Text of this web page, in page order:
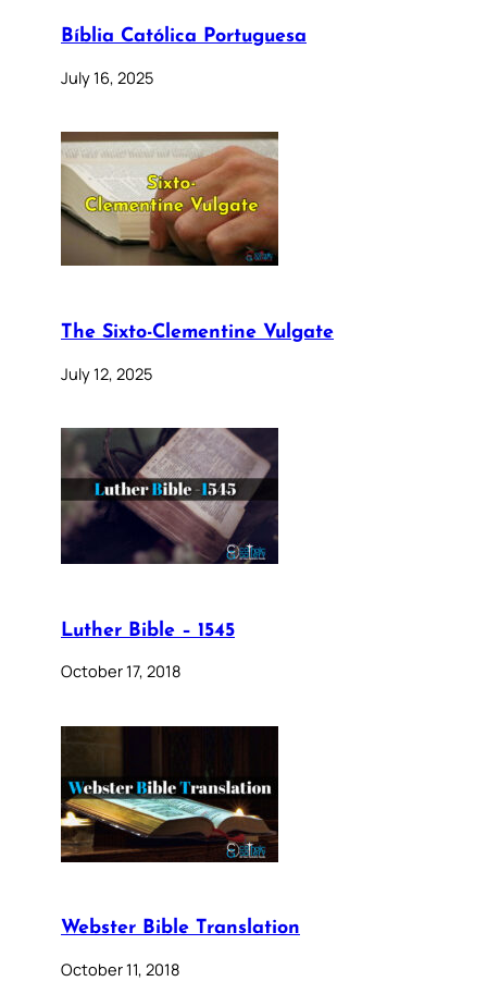
Bíblia Católica Portuguesa
July 16, 2025
The Sixto-Clementine Vulgate
July 12, 2025
Luther Bible – 1545
October 17, 2018
Webster Bible Translation
October 11, 2018